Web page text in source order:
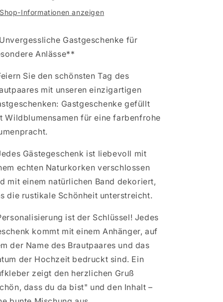
Shop-Informationen anzeigen
Gastgeschenke für
Anlässe**
Sie den schönsten Tag des
mit unseren einzigartigen
Gastgeschenke gefüllt
Wildblumensamen für eine farbenfrohe
Gästegeschenk ist liebevoll mit
echten Naturkorken verschlossen
mit einem natürlichen Band dekoriert,
die rustikale Schönheit unterstreicht.
ist der Schlüssel! Jedes
kommt mit einem Anhänger, auf
der Name des Brautpaares und das
der Hochzeit bedruckt sind. Ein
zeigt den herzlichen Gruß
dass du da bist" und den Inhalt –